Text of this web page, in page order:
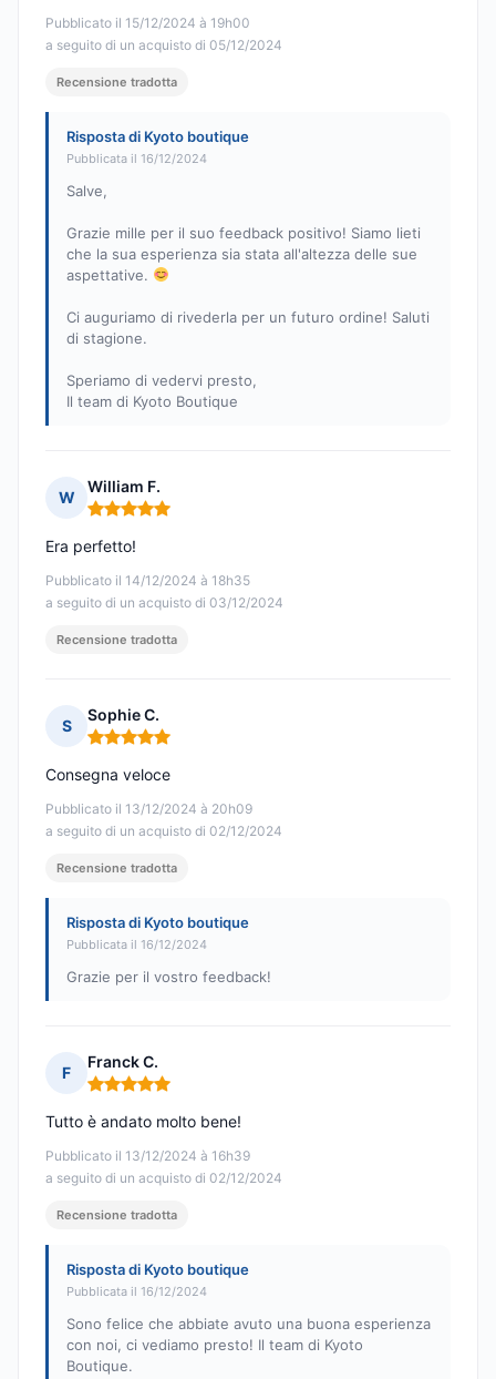
Pubblicato il 15/12/2024 à 19h00
a seguito di un acquisto di 05/12/2024
Recensione tradotta
Risposta di Kyoto boutique
Pubblicata il 16/12/2024
Salve,
Grazie mille per il suo feedback positivo! Siamo lieti
che la sua esperienza sia stata all'altezza delle sue
aspettative.
Ci auguriamo di rivederla per un futuro ordine! Saluti
di stagione.
Speriamo di vedervi presto,
Il team di Kyoto Boutique
W
William F.
Nota: 5 su 5
Pubblicato il 14/12/2024 à 18h35
a seguito di un acquisto di 03/12/2024
Era perfetto!
Recensione tradotta
S
Sophie C.
Nota: 5 su 5
Pubblicato il 13/12/2024 à 20h09
a seguito di un acquisto di 02/12/2024
Consegna veloce
Recensione tradotta
Risposta di Kyoto boutique
Pubblicata il 16/12/2024
Grazie per il vostro feedback!
F
Franck C.
Nota: 5 su 5
Pubblicato il 13/12/2024 à 16h39
a seguito di un acquisto di 02/12/2024
Tutto è andato molto bene!
Recensione tradotta
Risposta di Kyoto boutique
Pubblicata il 16/12/2024
Sono felice che abbiate avuto una buona esperienza
con noi, ci vediamo presto! Il team di Kyoto
Boutique.